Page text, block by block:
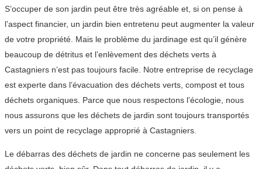
S’occuper de son jardin peut être très agréable et, si on pense à
l’aspect financier, un jardin bien entretenu peut augmenter la valeur
de votre propriété. Mais le problème du jardinage est qu’il génère
beaucoup de détritus et l’enlèvement des déchets verts à
Castagniers n’est pas toujours facile. Notre entreprise de recyclage
est experte dans l’évacuation des déchets verts, compost et tous
déchets organiques. Parce que nous respectons l’écologie, nous
nous assurons que les déchets de jardin sont toujours transportés
vers un point de recyclage approprié à Castagniers.
Le débarras des déchets de jardin ne concerne pas seulement les